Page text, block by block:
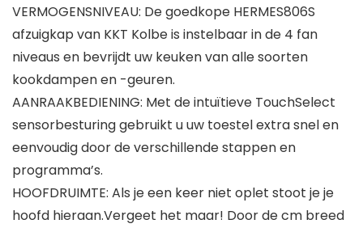
VERMOGENSNIVEAU: De goedkope HERMES806S
afzuigkap van KKT Kolbe is instelbaar in de 4 fan
niveaus en bevrijdt uw keuken van alle soorten
kookdampen en -geuren.
AANRAAKBEDIENING: Met de intuïtieve TouchSelect
sensorbesturing gebruikt u uw toestel extra snel en
eenvoudig door de verschillende stappen en
programma’s.
HOOFDRUIMTE: Als je een keer niet oplet stoot je je
hoofd hieraan.Vergeet het maar! Door de cm breed